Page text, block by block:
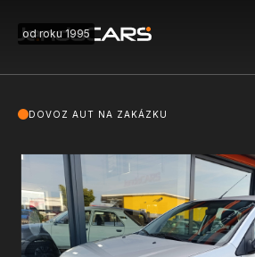
od roku 1995
DOVOZ AUT NA ZAKÁZKU